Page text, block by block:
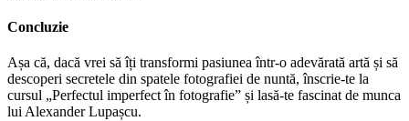
Concluzie
Așa că, dacă vrei să îți transformi pasiunea într-o adevărată artă și să
descoperi secretele din spatele fotografiei de nuntă, înscrie-te la
cursul „Perfectul imperfect în fotografie” și lasă-te fascinat de munca
lui Alexander Lupașcu.